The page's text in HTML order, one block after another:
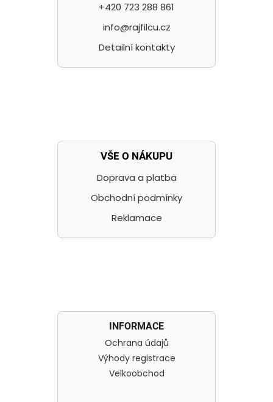
+420 723 288 861
info@rajfilcu.cz
Detailní kontakty
VŠE O NÁKUPU
Doprava a platba
Obchodní podmínky
Reklamace
INFORMACE
Ochrana údajů
Výhody registrace
Velkoobchod